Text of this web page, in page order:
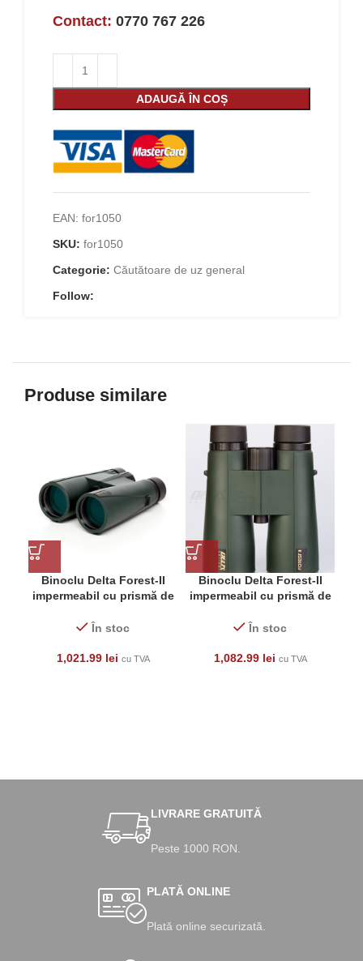
Contact: 0770 767 226
ADAUGĂ ÎN COȘ
EAN: for1050
SKU: for1050
Categorie: Căutătoare de uz general
Follow:
Produse similare
Binoclu Delta Forest-II
impermeabil cu prismă de
cu azot)
În stoc
1,021.99 lei cu TVA
Binoclu Delta Forest-II
impermeabil cu prismă de
azot)
În stoc
1,082.99 lei cu TVA
LIVRARE GRATUITĂ
Peste 1000 RON.
PLATĂ ONLINE
Plată online securizată.